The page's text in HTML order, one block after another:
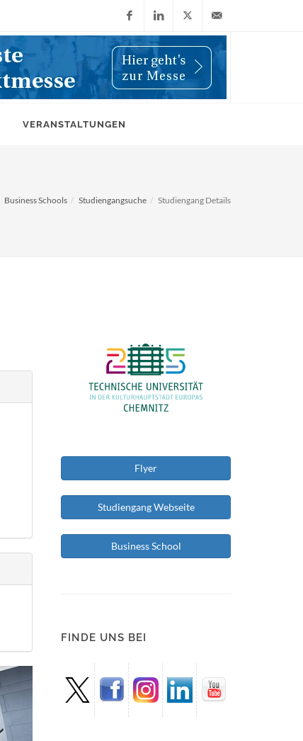
FacebookLinkedIn
X
(Twitter)
info@wiwi-
VERANSTALTUNGEN
Business Schools Studiengangsuche Studiengang Details
Flyer
Studiengang Webseite
Business School
FINDE UNS BEI